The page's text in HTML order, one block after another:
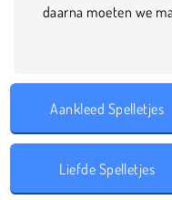
daarna moeten we
Aankleed Spelletjes
Liefde Spelletjes